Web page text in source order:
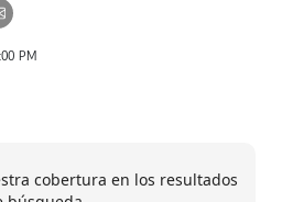
PM
cobertura en los resultados